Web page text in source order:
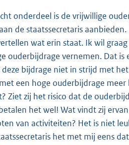
onderdeel is de vrijwillige
de staatssecretaris
wat erin staat. Ik wil
ouderbijdrage vernemen. Dat
bijdrage niet in strijd met
een hoge ouderbijdrage
Ziet zij het risico dat de
het wel! Wat vindt zij
van activiteiten? Het is niet
het met mij eens